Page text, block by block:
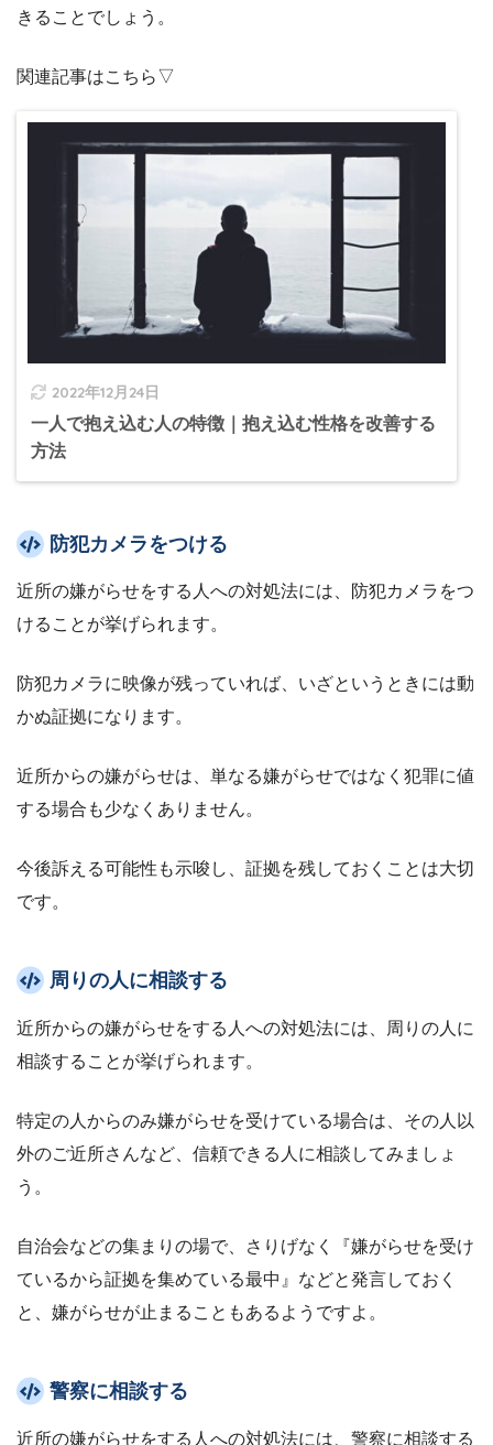
きることでしょう。
関連記事はこちら▽
2022年12月24日
一人で抱え込む人の特徴｜抱え込む性格を改善する
方法
防犯カメラをつける
近所の嫌がらせをする人への対処法には、防犯カメラをつ
けることが挙げられます。
防犯カメラに映像が残っていれば、いざというときには動
かぬ証拠になります。
近所からの嫌がらせは、単なる嫌がらせではなく犯罪に値
する場合も少なくありません。
今後訴える可能性も示唆し、証拠を残しておくことは大切
です。
周りの人に相談する
近所からの嫌がらせをする人への対処法には、周りの人に
相談することが挙げられます。
特定の人からのみ嫌がらせを受けている場合は、その人以
外のご近所さんなど、信頼できる人に相談してみましょ
う。
自治会などの集まりの場で、さりげなく『嫌がらせを受け
ているから証拠を集めている最中』などと発言しておく
と、嫌がらせが止まることもあるようですよ。
警察に相談する
近所の嫌がらせをする人への対処法には、警察に相談する